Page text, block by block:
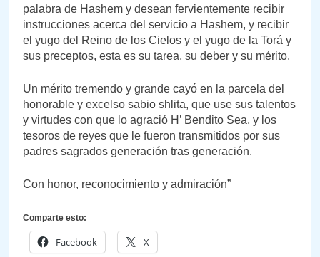
palabra de Hashem y desean fervientemente recibir
instrucciones acerca del servicio a Hashem, y recibir
el yugo del Reino de los Cielos y el yugo de la Torá y
sus preceptos, esta es su tarea, su deber y su mérito.
Un mérito tremendo y grande cayó en la parcela del
honorable y excelso sabio shlita, que use sus talentos
y virtudes con que lo agració H’ Bendito Sea, y los
tesoros de reyes que le fueron transmitidos por sus
padres sagrados generación tras generación.
Con honor, reconocimiento y admiración”
Comparte esto:
Facebook X